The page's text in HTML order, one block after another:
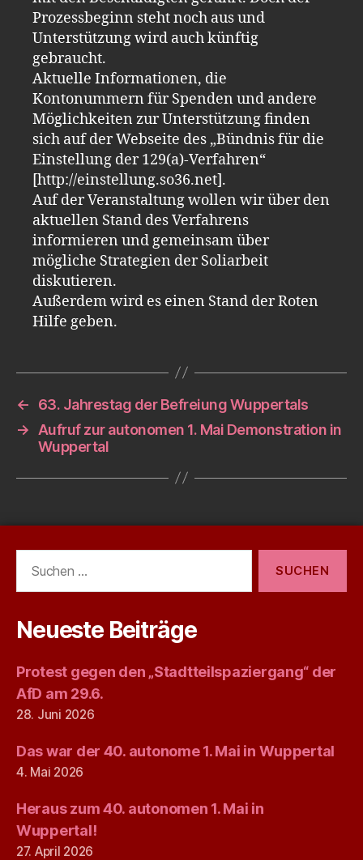
Prozessbeginn steht noch aus und
Unterstützung wird auch künftig
gebraucht.
Aktuelle Informationen, die
Kontonummern für Spenden und andere
Möglichkeiten zur Unterstützung finden
sich auf der Webseite des „Bündnis für die
Einstellung der 129(a)-Verfahren“
[http://einstellung.so36.net].
Auf der Veranstaltung wollen wir über den
aktuellen Stand des Verfahrens
informieren und gemeinsam über
mögliche Strategien der Soliarbeit
diskutieren.
Außerdem wird es einen Stand der Roten
Hilfe geben.
←
63. Jahrestag der Befreiung Wuppertals
→
Aufruf zur autonomen 1. Mai Demonstration in
Wuppertal
nach:
Neueste Beiträge
Protest gegen den „Stadtteilspaziergang“ der
AfD am 29.6.
28. Juni 2026
Das war der 40. autonome 1. Mai in Wuppertal
4. Mai 2026
Heraus zum 40. autonomen 1. Mai in
Wuppertal!
27. April 2026